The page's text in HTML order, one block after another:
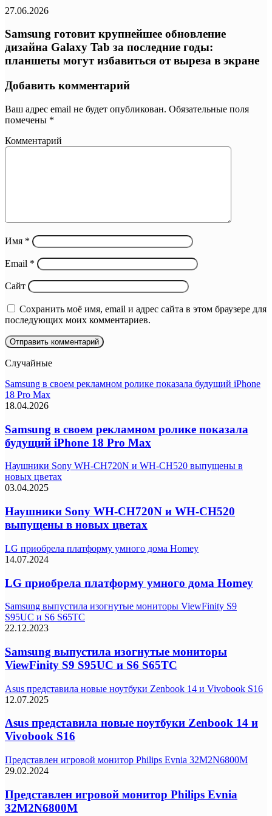
27.06.2026
Samsung готовит крупнейшее обновление
дизайна Galaxy Tab за последние годы:
планшеты могут избавиться от выреза в экране
Добавить комментарий
Ваш адрес email не будет опубликован. Обязательные поля
помечены *
Комментарий
Имя *
Email *
Сайт
Сохранить моё имя, email и адрес сайта в этом браузере для
последующих моих комментариев.
Случайные
Samsung в своем рекламном ролике показала будущий iPhone
18 Pro Max
18.04.2026
Samsung в своем рекламном ролике показала
будущий iPhone 18 Pro Max
Наушники Sony WH-CH720N и WH-CH520 выпущены в
новых цветах
03.04.2025
Наушники Sony WH-CH720N и WH-CH520
выпущены в новых цветах
LG приобрела платформу умного дома Homey
14.07.2024
LG приобрела платформу умного дома Homey
Samsung выпустила изогнутые мониторы ViewFinity S9
S95UC и S6 S65TC
22.12.2023
Samsung выпустила изогнутые мониторы
ViewFinity S9 S95UC и S6 S65TC
Asus представила новые ноутбуки Zenbook 14 и Vivobook S16
12.07.2025
Asus представила новые ноутбуки Zenbook 14 и
Vivobook S16
Представлен игровой монитор Philips Evnia 32M2N6800M
29.02.2024
Представлен игровой монитор Philips Evnia
32M2N6800M